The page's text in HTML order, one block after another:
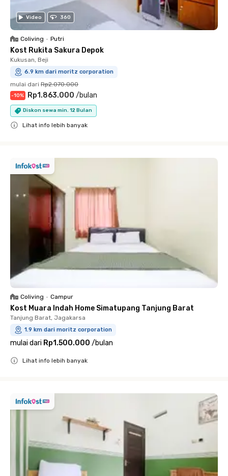
Video 360
Coliving • Putri
Kost Rukita Sakura Depok
Kukusan, Beji
6.9 km dari moritz corporation
mulai dari Rp2.070.000
-10% Rp1.863.000 /bulan
Diskon sewa min. 12 Bulan
Lihat info lebih banyak
Coliving • Campur
Kost Muara Indah Home Simatupang Tanjung Barat
Tanjung Barat, Jagakarsa
1.9 km dari moritz corporation
mulai dari Rp1.500.000 /bulan
Lihat info lebih banyak